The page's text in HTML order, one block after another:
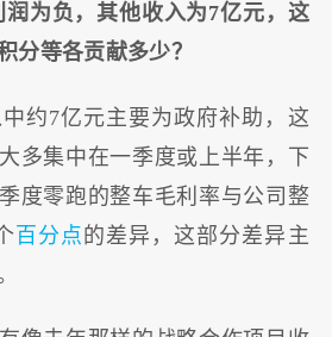
为负，其他收入为7亿元，这
分等各贡献多少？
约7亿元主要为政府补助，这
多集中在一季度或上半年，下
度零跑的整车毛利率与公司整
百分点的差异，这部分差异主